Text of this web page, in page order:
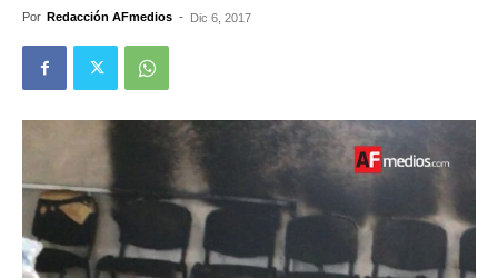
Por Redacción AFmedios - Dic 6, 2017